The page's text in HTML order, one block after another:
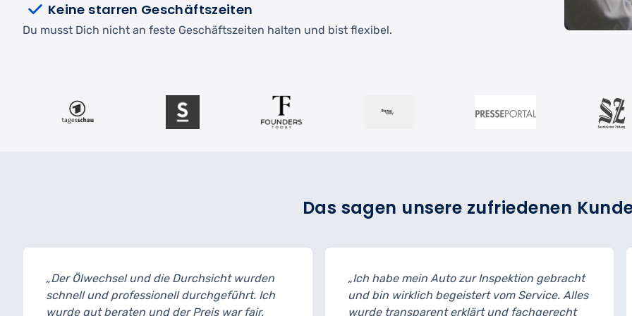
Keine starren Geschäftszeiten
Du musst Dich nicht an feste Geschäftszeiten halten und bist flexibel.
Das sagen unsere zufriedenen
wurden
durchgeführt. Ich
Preis war fair.
„Ich habe mein Auto zur Inspektion gebracht
und bin wirklich begeistert vom Service. Alles
wurde transparent erklärt und fachgerecht
„Der Reifenwechsel ging
musste ich 15 Minuten
geplant. Ansonsten war der